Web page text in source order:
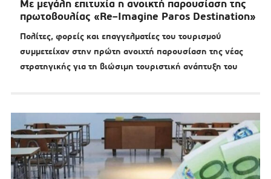
Με μεγάλη επιτυχία η ανοικτή παρουσίαση της
πρωτοβουλίας «Re–Imagine Paros Destination»
Πολίτες, φορείς και επαγγελματίες του τουρισμού
συμμετείχαν στην πρώτη ανοιχτή παρουσίαση της νέας
στρατηγικής για τη βιώσιμη τουριστική ανάπτυξη του